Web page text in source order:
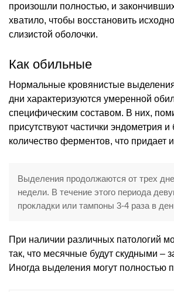
произошли полностью, и
хватило, чтобы восстановить
слизистой оболочки.
Как обильные
Нормальные кровянистые
дни характеризуются умеренной
специфическим составом. В них,
присутствуют частички эндометрия
количество ферментов, что придает
Выделения продолжаются от трех
недели. В течение этого периода
прокладки или тампоны 3-4 раза в
При наличии различных патологий
так, что месячные будут скудными –
Иногда выделения могут полностью